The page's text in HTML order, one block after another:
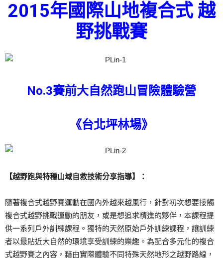
2015年國際山地複合式 越
野挑戰賽
No.3賽前大自然跑山冒險體驗營
《台北坪林場》
【越野跑與特種山域自救技術分享指導】：
隨著複合式越野賽運動在國內外越來越風行，針對初次想要接觸
複合式越野挑戰運動的朋友，或是想追求精進的夥伴，本課程提
供一系列戶外訓練課程。獨特的天然原始戶外訓練課程，讓訓練
者以最貼近大自然的環境享受訓練的樂趣。為配合多元化的複合
式越野賽之內容，藉由實際體驗不同特殊天然地形之越野路線，